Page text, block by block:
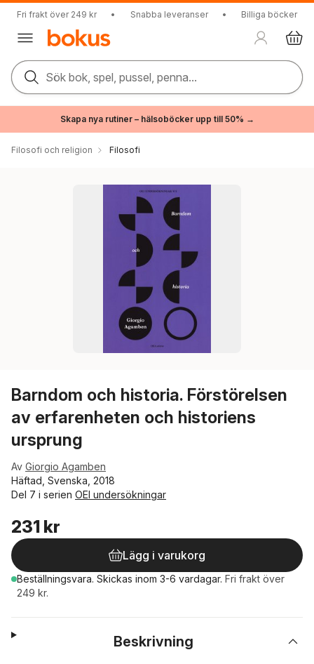
Fri frakt över 249 kr • Snabba leveranser • Billiga böcker
Sök bok, spel, pussel, penna...
Skapa nya rutiner – hälsoböcker upp till 50% →
Filosofi och religion Filosofi
Barndom och historia. Förstörelsen
av erfarenheten och historiens
ursprung
Av Giorgio Agamben
Häftad, Svenska, 2018
Del 7 i serien OEI undersökningar
231 kr
Lägg i varukorg
Beställningsvara. Skickas inom 3-6 vardagar. Fri frakt över
249 kr.
Beskrivning